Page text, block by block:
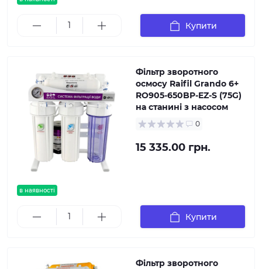
Купити
в наявності
Фільтр зворотного
осмосу Raifil Grando 6+
RO905-650BP-EZ-S (75G)
на станині з насосом
0
15 335.00 грн.
Купити
Фільтр зворотного